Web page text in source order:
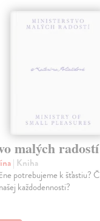
malých radostí
| Kniha
potrebujeme k šťastiu?
každodennosti?